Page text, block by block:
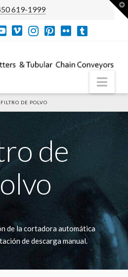
619-1999
FILTRO DE POLVO
de
de la cortadora automática
de descarga manual.